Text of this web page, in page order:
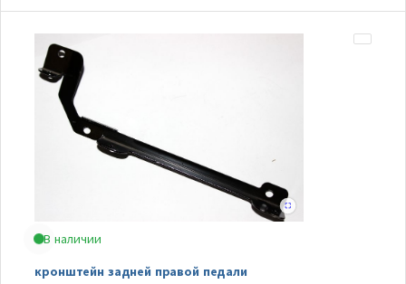
В наличии
кронштейн задней правой педали